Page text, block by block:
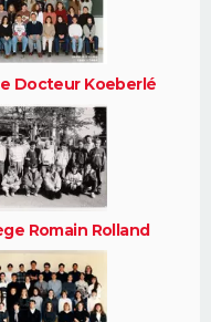
Docteur Koeberlé
Romain Rolland